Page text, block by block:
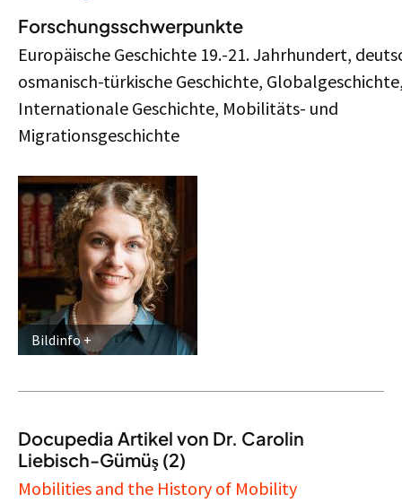
Forschungsschwerpunkte
Europäische Geschichte 19.-21. Jahrhundert,
osmanisch-türkische Geschichte,
Internationale Geschichte, Mobilitäts- und
Migrationsgeschichte
Bildinfo
Docupedia Artikel von Dr. Carolin
Liebisch-Gümüş (2)
Mobilities and the History of Mobility